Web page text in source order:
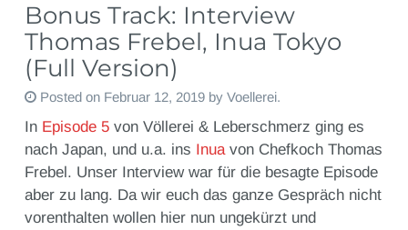
Bonus Track: Interview
Thomas Frebel, Inua Tokyo
(Full Version)
Posted on Februar 12, 2019by Voellerei.
In Episode 5von Völlerei & Leberschmerz ging es
nach Japan, und u.a. ins Inuavon Chefkoch Thomas
Frebel. Unser Interview war für die besagte Episode
aber zu lang. Da wir euch das ganze Gespräch nicht
vorenthalten wollen hier nun ungekürzt und